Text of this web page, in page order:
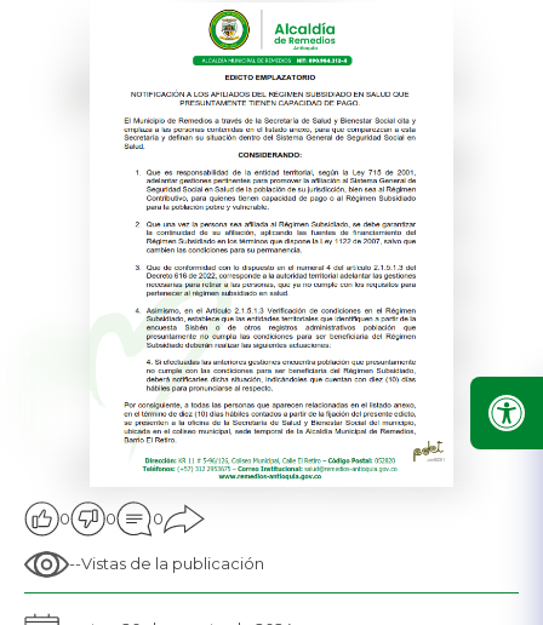
0 0 0
--Vistas de la publicación